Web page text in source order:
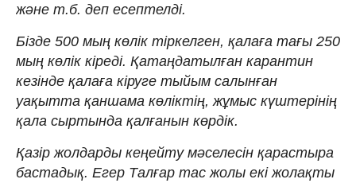
және т.б. деп есептелді.
Бізде 500 мың көлік тіркелген, қалаға тағы 250
мың көлік кіреді. Қатаңдатылған карантин
кезінде қалаға кіруге тыйым салынған
уақытта қаншама көліктің, жұмыс күштерінің
қала сыртында қалғанын көрдік.
Қазір жолдарды кеңейту мәселесін қарастыра
бастадық. Егер Талғар тас жолы екі жолақты